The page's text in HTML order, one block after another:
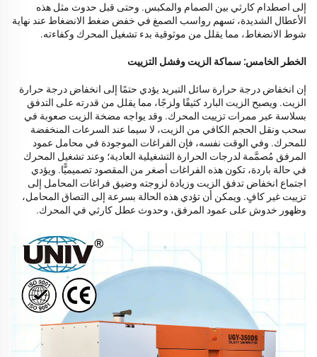
إلى اصطدام كارثي بين الصمام والمكبس. وحتى قبل حدوث مثل هذه
الأعطال الشديدة، تسهم رواسب الصمغ في خفض ضغط الانضغاط عند نهاية
شوط الانضغاط، مما يقلل من موثوقية بدء تشغيل المحرك وكفاءته.
الخطر الخامس: سماكة الزيت وفشل التزييت
إن انخفاض درجة حرارة سائل التبريد يؤدي حتمًا إلى انخفاض درجة حرارة
الزيت. ويصبح الزيت البارد كثيفًا ولزجًا، مما يقلل من قدرته على التدفق
بسلاسة عبر ممرات تزييت المحرك. وقد يواجه مضخة الزيت صعوبة في
سحب ونقل الحجم الكافي من الزيت، لا سيما عند السرعات المنخفضة
للمحرك. وفي الوقت نفسه، فإن الفراغات الموجودة في محامل عمود
المرفق مُصمَّمة لدرجات الحرارة التشغيلية العادية؛ وعند تشغيل المحرك
في حالة باردة، تكون هذه الفراغات أصغر من المقصود تصميميًّا. ويؤدي
اجتماع انخفاض تدفق الزيت وزيادة لزوجته وضيق فراغات المحامل إلى
تزييت غير كافٍ. ويمكن أن تؤدي هذه الحالة بسرعة إلى التصاق المحامل،
وظهور خدوش على عمود المرفق، وحدوث عطل كارثي في المحرك.